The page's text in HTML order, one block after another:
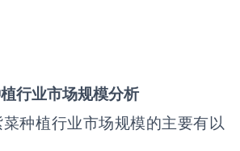
行业市场规模分析
种植行业市场规模的主要有以